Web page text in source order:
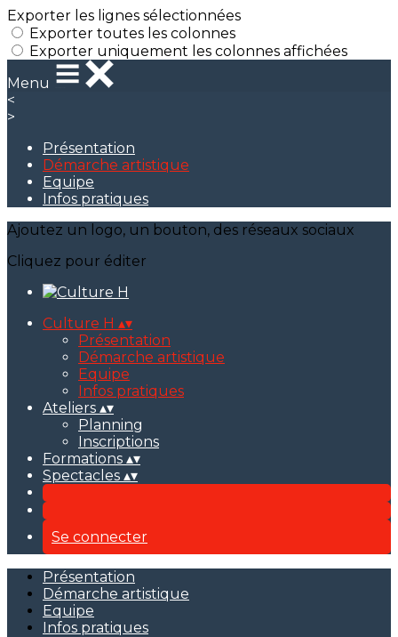
Exporter les lignes sélectionnées
Exporter toutes les colonnes
Exporter uniquement les colonnes affichées
Menu
<
>
Présentation
Démarche artistique
Equipe
Infos pratiques
Ajoutez un logo, un bouton, des réseaux sociaux
Cliquez pour éditer
Culture H ▴▾
Présentation
Démarche artistique
Equipe
Infos pratiques
Ateliers ▴▾
Planning
Inscriptions
Formations ▴▾
Spectacles ▴▾
Se connecter
Présentation
Démarche artistique
Equipe
Infos pratiques